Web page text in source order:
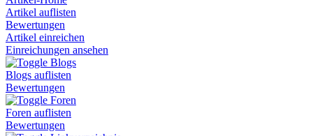
Artikel auflisten
Bewertungen
Artikel einreichen
Einreichungen ansehen
Blogs
Blogs auflisten
Bewertungen
Foren
Foren auflisten
Bewertungen